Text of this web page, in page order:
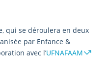
qui se déroulera en deux
par Enfance &
avec l’UFNAFAAM